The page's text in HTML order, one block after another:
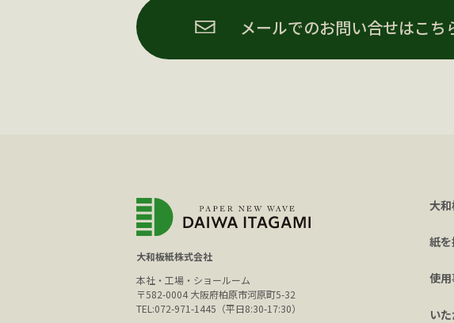
メールでのお問い合せはこち
大和板紙株式会社
本社・工場・ショールーム
〒582-0004 大阪府柏原市河原町5-32
TEL:072-971-1445（平日8:30-17:30）
大
紙
使
い